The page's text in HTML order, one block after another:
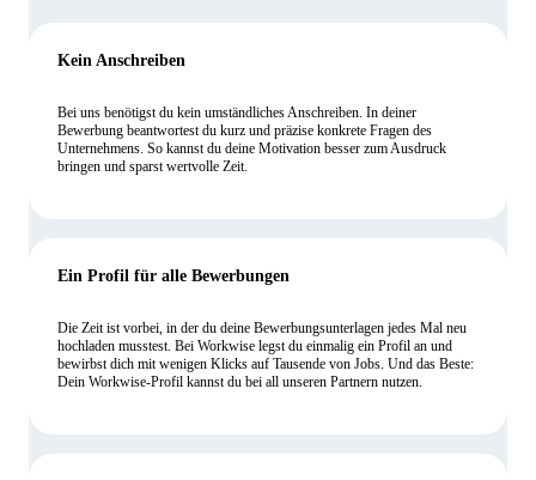
Kein Anschreiben
Bei uns benötigst du kein umständliches Anschreiben. In deiner
Bewerbung beantwortest du kurz und präzise konkrete Fragen des
Unternehmens. So kannst du deine Motivation besser zum Ausdruck
bringen und sparst wertvolle Zeit.
Ein Profil für alle Bewerbungen
Die Zeit ist vorbei, in der du deine Bewerbungsunterlagen jedes Mal neu
hochladen musstest. Bei Workwise legst du einmalig ein Profil an und
bewirbst dich mit wenigen Klicks auf Tausende von Jobs. Und das Beste:
Dein Workwise-Profil kannst du bei all unseren Partnern nutzen.